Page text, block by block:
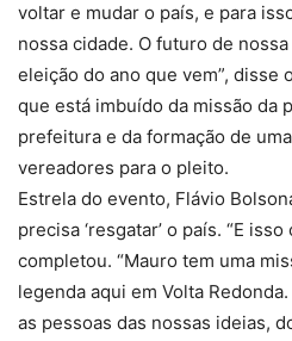
voltar e mudar o país, e para
nossa cidade. O futuro de
eleição do ano que vem”, disse
que está imbuído da missão da
prefeitura e da formação de
vereadores para o pleito.
Estrela do evento, Flávio
precisa ‘resgatar’ o país. “E
completou. “Mauro tem uma
legenda aqui em Volta
as pessoas das nossas ideias,